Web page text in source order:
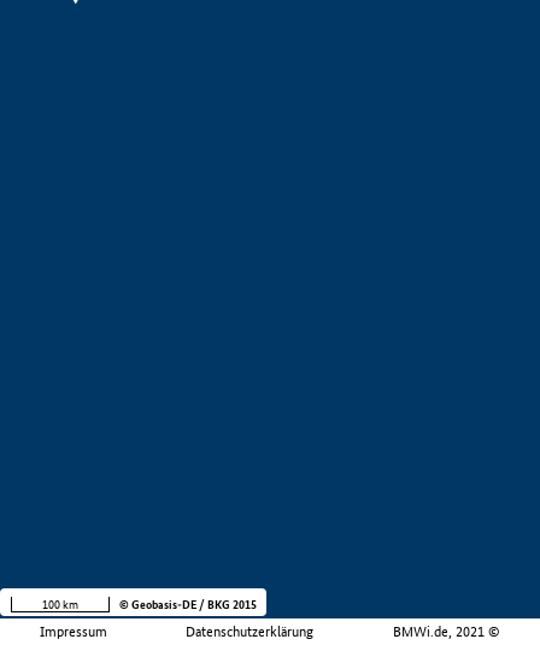
Impressum Datenschutzerklärung BMWi.de, 2021 ©
100 km © Geobasis-DE / BKG 2015